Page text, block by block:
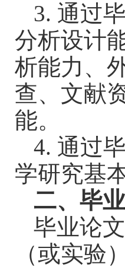
3. 通过
分析设计
析能力、
查、文献
能。
4. 通过
学研究基
二、毕
毕业论
（或实验